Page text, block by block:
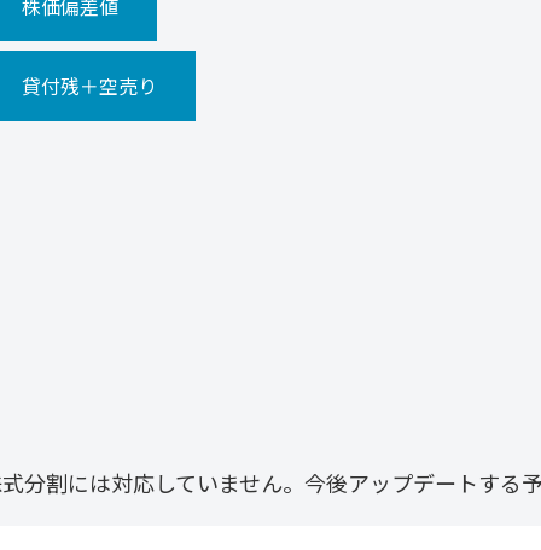
株価偏差値
貸付残＋空売り
分割には対応していません。今後アップデートする